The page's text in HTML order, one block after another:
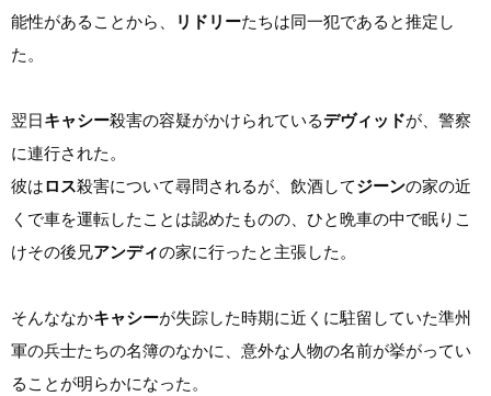
能性があることから、
リドリーたちは同一犯であると推定し
た。
翌日キャシー殺害の容疑がかけられているデヴィッドが、警察
に連行された。
彼はロス殺害について尋問されるが、飲酒してジーンの家の近
くで車を運転したことは認めたものの、ひと晩車の中で眠りこ
けその後兄アンディの家に行ったと主張した。
そんななかキャシーが失踪した時期に近くに駐留していた準州
軍の兵士たちの名簿のなかに、意外な人物の名前が挙がってい
ることが明らかになった。